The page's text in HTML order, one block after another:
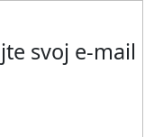
svoj e-mail